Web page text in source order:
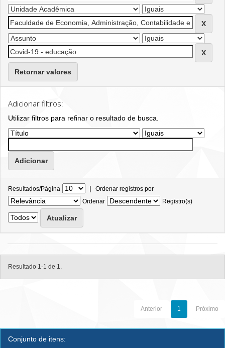
Retornar valores
Adicionar filtros:
Utilizar filtros para refinar o resultado de busca.
Resultados/Página | Ordenar registros por
Ordenar
Registro(s)
Resultado 1-1 de 1.
Anterior 1 Próximo
Conjunto de itens: